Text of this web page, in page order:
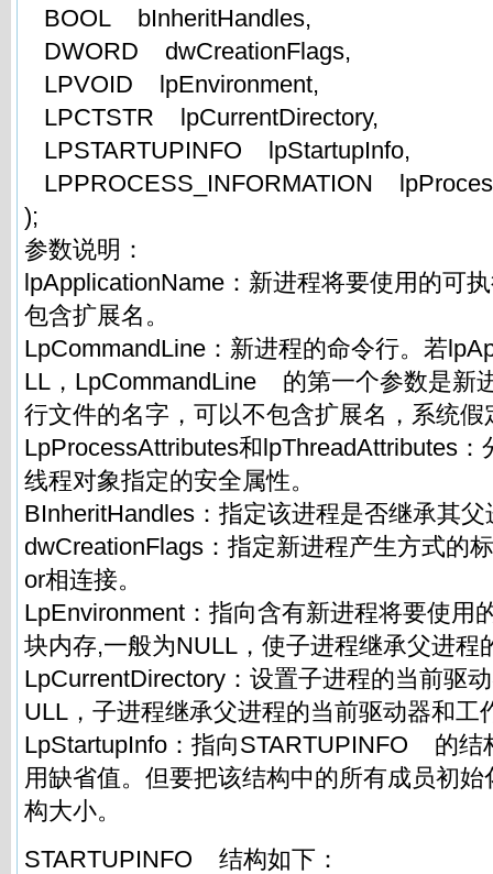
BOOL bInheritHandles,
DWORD dwCreationFlags,
LPVOID lpEnvironment,
LPCTSTR lpCurrentDirectory,
LPSTARTUPINFO lpStartupInfo,
LPPROCESS_INFORMATION
);
参数说明：
lpApplicationName：新进程将要使用的可
包含扩展名。
LpCommandLine：新进程的命令行。若
LL，LpCommandLine 的第一个参数是新
行文件的名字，可以不包含扩展名，系统假
LpProcessAttributes和lpThreadAttributes
线程对象指定的安全属性。
BInheritHandles：指定该进程是否继承其
dwCreationFlags：指定新进程产生方式的
or相连接。
LpEnvironment：指向含有新进程将要使用
块内存,一般为NULL，使子进程继承父进程
LpCurrentDirectory：设置子进程的当前驱
ULL，子进程继承父进程的当前驱动器和工
LpStartupInfo：指向STARTUPINFO 的结
用缺省值。但要把该结构中的所有成员初
构大小。
STARTUPINFO 结构如下：